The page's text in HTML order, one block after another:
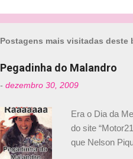
Postagens mais visitadas deste
Pegadinha do Malandro
- dezembro 30, 2009
Era o Dia da
do site
que Nelson